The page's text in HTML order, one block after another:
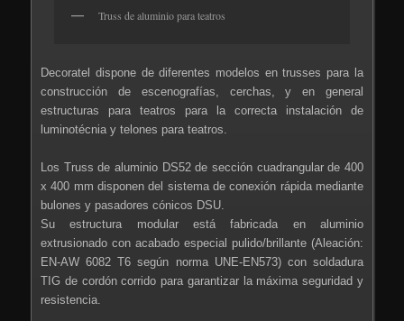
Truss de aluminio para teatros
Decoratel dispone de diferentes modelos en trusses para la
construcción de escenografías, cerchas, y en general
estructuras para teatros para la correcta instalación de
luminotécnia y telones para teatros.
Los Truss de aluminio DS52 de sección cuadrangular de 400
x 400 mm disponen del sistema de conexión rápida mediante
bulones y pasadores cónicos DSU.
Su estructura modular está fabricada en aluminio
extrusionado con acabado especial pulido/brillante (Aleación:
EN-AW 6082 T6 según norma UNE-EN573) con soldadura
TIG de cordón corrido para garantizar la máxima seguridad y
resistencia.